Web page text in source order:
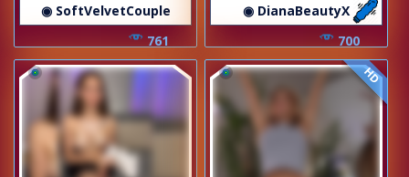
◉ SoftVelvetCouple
761
◉ DianaBeautyX
700
HD